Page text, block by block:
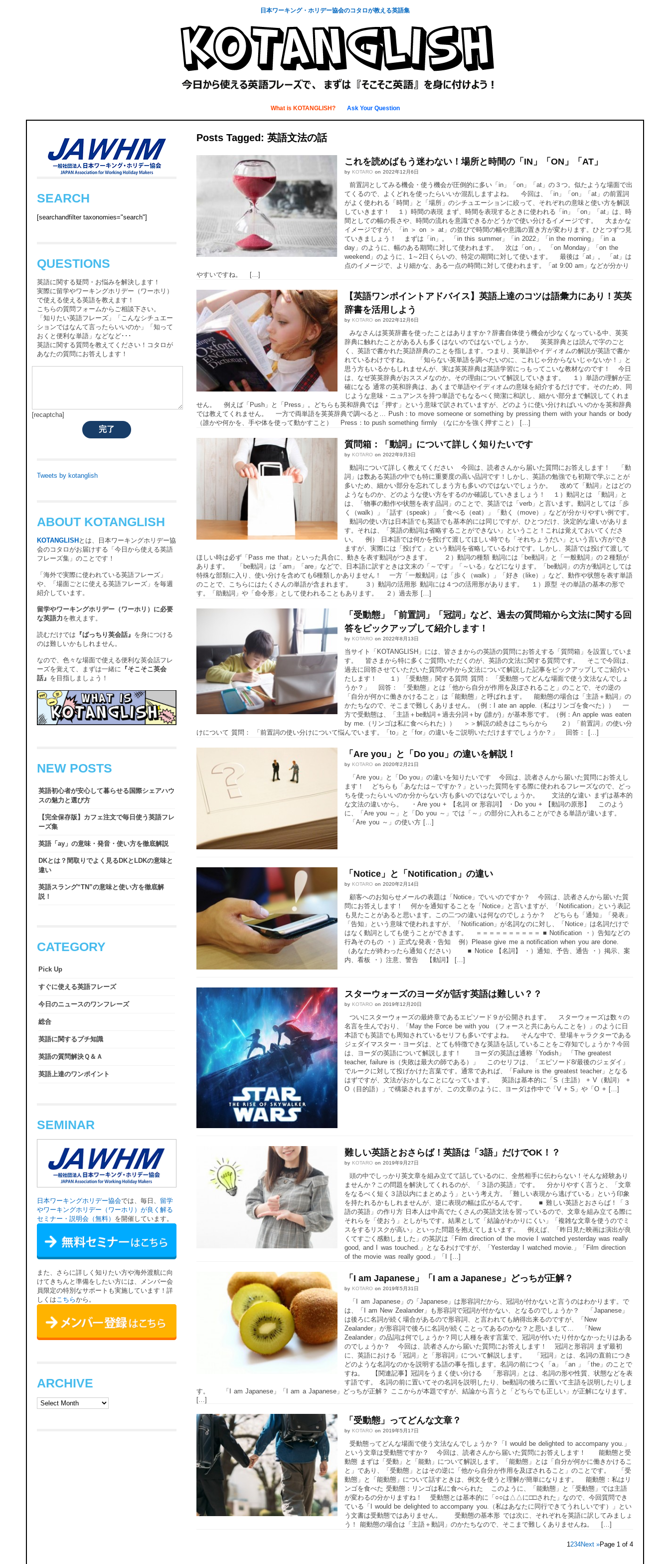
日本ワーキング・ホリデー協会のコタロが教える英語集
What is KOTANGLISH? Ask Your Question
Posts Tagged: 英語文法の話
これを読めばもう迷わない！場所と時間の「IN」「ON」「AT」
by KOTARO on 2022年12月6日
前置詞としてみる機会・使う機会が圧倒的に多い「in」「on」「at」の３つ。似たような場面で出
てくるので、よくどれを使ったらいいか混乱しますよね。 今回は、「in」「on」「at」の前置詞
がよく使われる「時間」と「場所」のシチュエーションに絞って、それぞれの意味と使い方を解説
していきます！ １）時間の表現 まず、時間を表現するときに使われる「in」「on」「at」は、時
間としての幅の長さや、時間の流れを意識できるかどうかで使い分けるイメージです。 大まかな
イメージですが、「in ＞ on ＞ at」の並びで時間の幅や意識の置き方が変わります。ひとつずつ見
ていきましょう！ まずは「in」。 「in this summer」「in 2022」「in the morning」「in a
day」のように、幅のある期間に対して使われます。 次は「on」。 「on Monday」「on the
weekend」のように、1～2日くらいの、特定の期間に対して使います。 最後は「at」。 「at」は
点のイメージで、より細かな、ある一点の時間に対して使われます。「at 9:00 am」などが分かり
やすいですね。 […]
【英語ワンポイントアドバイス】英語上達のコツは語彙力にあり！英英
辞書を活用しよう
by KOTARO on 2022年12月6日
みなさんは英英辞書を使ったことはありますか？辞書自体使う機会が少なくなっている中、英英
辞典に触れたことがある人も多くはないのではないでしょうか。 英英辞典とは読んで字のごと
く、英語で書かれた英語辞典のことを指します。つまり、英単語やイディオムの解説が英語で書か
れているわけですね。 「知らない英単語を調べたいのに、これじゃ分からないじゃないか！」と
思う方もいるかもしれませんが、実は英英辞典は英語学習にっもってこいな教材なのです！ 今日
は、なぜ英英辞典がおススメなのか。その理由について解説していきます。 １）単語の理解が正
確になる 通常の英和辞典は、あくまで単語やイディオムの意味を紹介するだけです。そのため、同
じような意味・ニュアンスを持つ単語でもなるべく簡潔に和訳し、細かい部分まで解説してくれま
せん。 例えば「Push」と「Press」。どちらも英和辞典では「押す」という意味で訳されていますが、どのように使い分ければいいのかを英和辞典
では教えてくれません。 一方で両単語を英英辞典で調べると… Push：to move someone or something by pressing them with your hands or body
（誰かや何かを、手や体を使って動かすこと） Press：to push something firmly （なにかを強く押すこと） […]
質問箱：「動詞」について詳しく知りたいです
by KOTARO on 2022年9月3日
動詞について詳しく教えてください 今回は、読者さんから届いた質問にお答えします！ 「動
詞」は数ある英語の中でも特に重要度の高い品詞です！しかし、英語の勉強でも初期で学ぶことが
多いため、細かい部分を忘れてしまう方も多いのではないでしょうか。 改めて「動詞」とはどの
ようなものか、どのような使い方をするのか確認していきましょう！ １）動詞とは 「動詞」と
は、「物事の動作や状態を表す品詞」のことで、英語では「verb」と言います。動詞としては「歩
く（walk）」「話す（speak）」「食べる（eat）」「動く（move）」などが分かりやすい例です。
動詞の使い方は日本語でも英語でも基本的には同じですが、ひとつだけ、決定的な違いがありま
す。それは、「英語の動詞は省略することができない」ということ！これは覚えておいてくださ
い。 例） 日本語では何かを投げて渡してほしい時でも「それちょうだい」という言い方ができ
ますが、実際には「投げて」という動詞を省略しているわけです。しかし、英語では投げて渡して
ほしい時は必ず「Pass me that」といった具合に、動きを表す動詞がつきます。 ２）動詞の種類 動詞には「be動詞」と「一般動詞」の２種類が
あります。 「be動詞」は「am」「are」などで、日本語に訳すときは文末の「～です」「～いる」などになります。「be動詞」の方が動詞としては
特殊な部類に入り、使い分けを含めても6種類しかありません！ 一方「一般動詞」は「歩く（walk）」「好き（like）」など、動作や状態を表す単語
のことで、こちらにはたくさんの単語が含まれます。 ３）動詞の活用形 動詞には４つの活用形があります。 １）原型 その単語の基本の形で
す。「助動詞」や「命令形」として使われることもあります。 ２）過去形 […]
「受動態」「前置詞」「冠詞」など、過去の質問箱から文法に関する回
答をピックアップして紹介します！
by KOTARO on 2022年8月13日
当サイト「KOTANGLISH」には、皆さまからの英語の質問にお答えする「質問箱」を設置していま
す。 皆さまから特に多くご質問いただくのが、英語の文法に関する質問です。 そこで今回は、
過去に回答させていただいた質問の中から文法について解説した記事をピックアップしてご紹介い
たします！ １）「受動態」関する質問 質問： 「受動態ってどんな場面で使う文法なんでしょ
うか？」 回答： 「受動態」とは「他から自分が作用を及ぼされること」のことで、その逆の
「自分が何かに働きかけること」は「能動態」と呼ばれます。 能動態の場合は「主語＋動詞」の
かたちなので、そこまで難しくありません。（例：I ate an apple.（私はリンゴを食べた）） 一
方で受動態は、「主語＋be動詞＋過去分詞＋by (誰が)」が基本形です。（例：An apple was eaten
by me.（リンゴは私に食べられた）） ＞＞解説の続きはこちらから ２）「前置詞」の使い分
けについて 質問： 「前置詞の使い分けについて悩んでいます。「to」と「for」の違いをご説明いただけますでしょうか？」 回答： […]
「Are you」と「Do you」の違いを解説！
by KOTARO on 2020年2月21日
「Are you」と「Do you」の違いを知りたいです 今回は、読者さんから届いた質問にお答えし
ます！ どちらも「あなたは～ですか？」といった質問をする際に使われるフレーズなので、どっ
ちを使ったらいいのか分からない方も多いのではないでしょうか。 文法的な違い まずは基本的
な文法の違いから。 ・Are you + 【名詞 or 形容詞】 ・Do you + 【動詞の原形】 このよう
に、「Are you ～」と「Do you ～」では「～」の部分に入れることができる単語が違います。
「Are you ～」の使い方 […]
「Notice」と「Notification」の違い
by KOTARO on 2020年2月14日
顧客へのお知らせメールの表題は「Notice」でいいのですか？ 今回は、読者さんから届いた質
問にお答えします！ 何かを通知することを「Notice」と言いますが、「Notification」という表記
も見たことがあると思います。この二つの違いは何なのでしょうか？ どちらも「通知」「発表」
「告知」という意味で使われますが、「Notification」が名詞なのに対し、「Notice」は名詞だけで
はなく動詞としても使うことができます。 ＝＝＝＝＝＝＝＝＝＝ ■ Notification ・）告知などの
行為そのもの ・）正式な発表・告知 例）Please give me a notification when you are done.
（あなたが終わったら通知ください） ■ Notice 【名詞】 ・）通知、予告、通告 ・）掲示、案
内、看板 ・）注意、警告 【動詞】 […]
スターウォーズのヨーダが話す英語は難しい？？
by KOTARO on 2019年12月20日
ついにスターウォーズの最終章であるエピソード９が公開されます。 スターウォーズは数々の
名言を生んでおり、「May the Force be with you （フォースと共にあらんことを）」のように日
本語でも英語でも周知されているセリフも多いですよね。 そんな中で、登場キャラクターである
ジェダイマスター・ヨーダは、とても特徴できな英語を話していることをご存知でしょうか？今回
は、ヨーダの英語について解説します！ ヨーダの英語は通称「Yodish」 「The greatest
teacher, failure is（失敗は最大の師である）」 このセリフは、「エピソード8/最後のジェダイ」
でルークに対して投げかけた言葉です。通常であれば、「Failure is the greatest teacher」となる
はずですが、文法がおかしなことになっています。 英語は基本的に「S（主語） + V（動詞） +
O（目的語）」で構築されますが、この文章のように、ヨーダは作中で「V + S」や「O + […]
難しい英語とおさらば！英語は「3語」だけでOK！？
by KOTARO on 2019年9月27日
頭の中でしっかり英文章を組み立てて話しているのに、全然相手に伝わらない！そんな経験あり
ませんか？この問題を解決してくれるのが、「３語の英語」です。 分かりやすく言うと、「文章
をなるべく短く３語以内にまとめよう」という考え方。「難しい表現から逃げている」という印象
を持たれるかもしれませんが、逆に表現の幅は広がるんです。 ■ 難しい英語とおさらば！「３
語の英語」の作り方 日本人は中高でたくさんの英語文法を習っているので、文章を組み立てる際に
それらを「使おう」としがちです。結果として「結論がわかりにくい」「複雑な文章を使うのでミ
スをするリスクが高い」といった問題を抱えてしまいます。 例えば、「昨日見た映画は演出が良
くてすごく感動しました」の英訳は「Film direction of the movie I watched yesterday was really
good, and I was touched.」となるわけですが、「Yesterday I watched movie.」「Film direction
of the movie was really good.」「I […]
「I am Japanese」「I am a Japanese」どっちが正解？
by KOTARO on 2019年5月31日
「I am Japanese」の「Japanese」は形容詞だから、冠詞が付かないと言うのはわかります。で
は、「I am New Zealander」も形容詞で冠詞が付かない、となるのでしょうか？ 「Japanese」
は後ろに名詞が続く場合があるので形容詞、と言われても納得出来るのですが、「New
Zealander」が形容詞で後ろに名詞が続くことってあるのかな？と思いまして… 「New
Zealander」の品詞は何でしょうか？同じ人種を表す言葉で、冠詞が付いたり付かなかったりはある
のでしょうか？ 今回は、読者さんから届いた質問にお答えします！ 冠詞と形容詞 まず最初
に、英語における「冠詞」と「形容詞」について解説します。 「冠詞」とは、名詞の直前につき
どのような名詞なのかを説明する語の事を指します。名詞の前につく「a」「an 」「the」のことで
すね。 【関連記事】冠詞をうまく使い分ける 「形容詞」とは、名詞の形や性質、状態などを表
す語です。 名詞の前に置いてその名詞を説明したり、be動詞の後ろに置いて主語を説明したりしま
す。 「I am Japanese」「I am a Japanese」どっちが正解？ ここからが本題ですが、結論から言うと「どちらでも正しい」が正解になります。
[…]
「受動態」ってどんな文章？
by KOTARO on 2019年5月17日
受動態ってどんな場面で使う文法なんでしょうか？「I would be delighted to accompany you.」
という文章は受動態ですか？ 今回は、読者さんから届いた質問にお答えします！ 能動態と受
動態 まずは「受動」と「能動」について解説します。「能動態」とは「自分が何かに働きかけるこ
と」であり、「受動態」とはその逆に「他から自分が作用を及ぼされること」のことです。 「受
動態」と「能動態」について話すときは、例文を使うと理解が簡単になります。 能動態：私はリ
ンゴを食べた 受動態：リンゴは私に食べられた このように、「能動態」と「受動態」では主語
が変わるの分かりますね！ 受動態とは基本的に「○○は△△に□□された」なので、今回質問でき
ている「I would be delighted to accompany you.（私はあなたに同行できてうれしいです）」とい
う文書は受動態ではありません。 受動態の基本形 では次に、それぞれを英語に訳してみましょ
う！ 能動態の場合は「主語＋動詞」のかたちなので、そこまで難しくありませんね。 […]
1234Next »Page 1 of 4
SEARCH
[searchandfilter taxonomies="search"]
QUESTIONS
英語に関する疑問・お悩みを解決します！
実際に留学やワーキングホリデー（ワーホリ）
で使える使える英語を教えます！
こちらの質問フォームからご相談下さい。
「知りたい英語フレーズ」「こんなシチュエー
ションではなんて言ったらいいのか」「知って
おくと便利な単語」などなど･･･
英語に関する質問を教えてください！コタロが
あなたの質問にお答えします！
[recaptcha]
完了
Tweets by kotanglish
ABOUT KOTANGLISH
KOTANGLISH とは、日本ワーキングホリデー協
会のコタロがお届けする「今日から使える英語
フレーズ集」のことです！
「海外で実際に使われている英語フレーズ」
や、「場面ごとに使える英語フレーズ」を毎週
紹介しています。
留学やワーキングホリデー（ワーホリ）に必要
な英語力を教えます。
読むだけでは 『ばっちり英会話』 を身につける
のは難しいかもしれません。
なので、色々な場面で使える便利な英会話フレ
ーズを覚えて、まずは一緒に 『そこそこ英会
話』 を目指しましょう！
NEW POSTS
英語初心者が安心して暮らせる国際シェアハウ
スの魅力と選び方
【完全保存版】カフェ注文で毎日使う英語フレ
ーズ集
英語「ay」の意味・発音・使い方を徹底解説
DKとは？間取りでよく見るDKとLDKの意味と
違い
英語スラング“TN”の意味と使い方を徹底解
説！
CATEGORY
Pick Up
すぐに使える英語フレーズ
今日のニュースのワンフレーズ
総合
英語に関するプチ知識
英語の質問解決Ｑ＆Ａ
英語上達のワンポイント
SEMINAR
日本ワーキングホリデー協会では、毎日、 留学
やワーキングホリデー（ワーホリ）が良く解る
セミナー・説明会（無料） を開催しています。
また、さらに詳しく知りたい方や海外渡航に向
けてきちんと準備をしたい方には、メンバー会
員限定の特別なサポートも実施しています！詳
しくはこちらから。
ARCHIVE
ARCHIVE